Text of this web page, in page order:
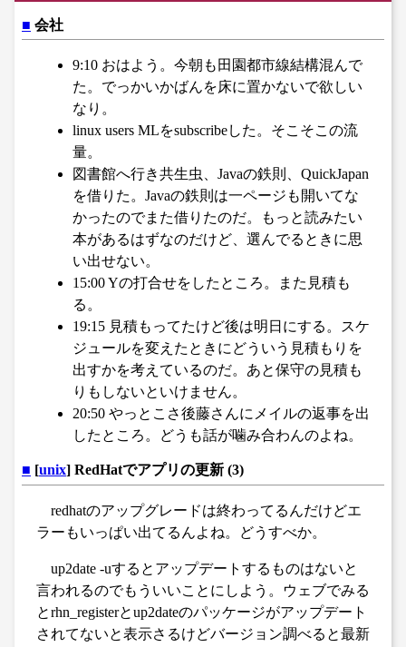
■ 会社
9:10 おはよう。今朝も田園都市線結構混んで
た。でっかいかばんを床に置かないで欲しい
なり。
linux users MLをsubscribeした。そこそこの流
量。
図書館へ行き共生虫、Javaの鉄則、QuickJapan
を借りた。Javaの鉄則は一ページも開いてな
かったのでまた借りたのだ。もっと読みたい
本があるはずなのだけど、選んでるときに思
い出せない。
15:00 Yの打合せをしたところ。また見積も
る。
19:15 見積もってたけど後は明日にする。スケ
ジュールを変えたときにどういう見積もりを
出すかを考えているのだ。あと保守の見積も
りもしないといけません。
20:50 やっとこさ後藤さんにメイルの返事を出
したところ。どうも話が噛み合わんのよね。
■ [unix] RedHatでアプリの更新 (3)
redhatのアップグレードは終わってるんだけどエ
ラーもいっぱい出てるんよね。どうすべか。
up2date -uするとアップデートするものはないと
言われるのでもういいことにしよう。ウェブでみる
とrhn_registerとup2dateのパッケージがアップデート
されてないと表示さるけどバージョン調べると最新